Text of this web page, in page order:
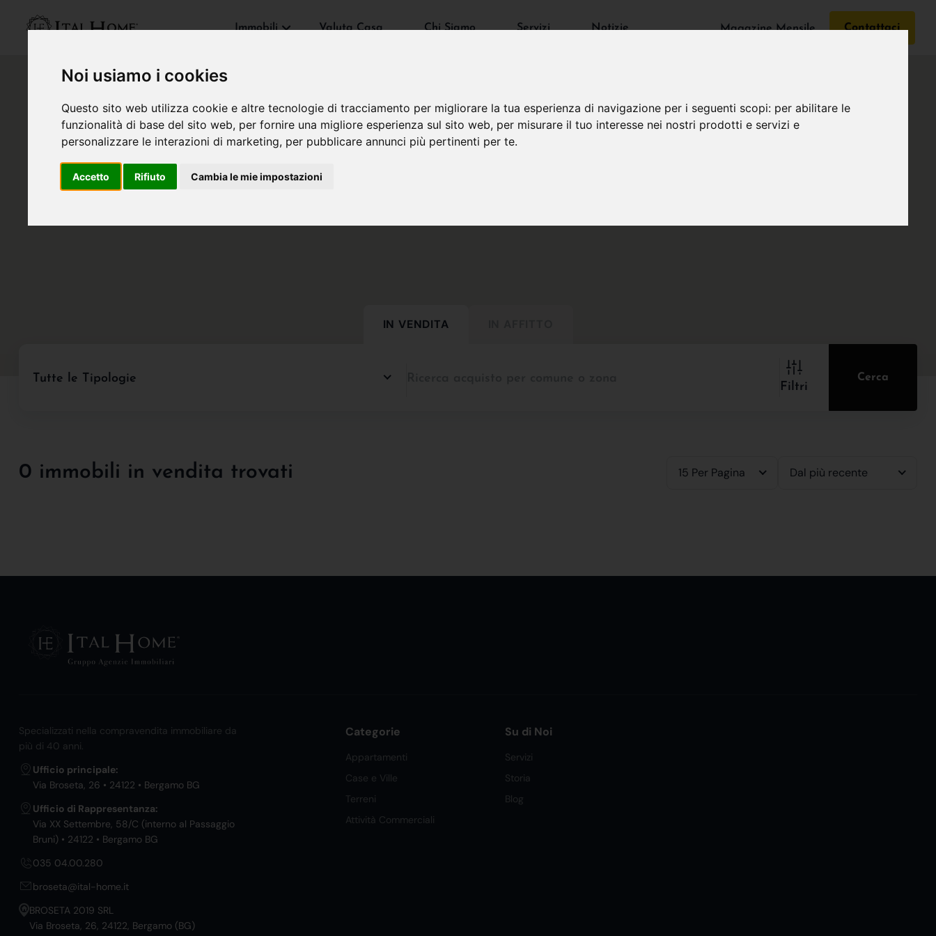
Noi usiamo i cookies
Questo sito web utilizza cookie e altre tecnologie di tracciamento per migliorare la tua esperienza di navigazione per i seguenti scopi: per abilitare le
funzionalità di base del sito web, per fornire una migliore esperienza sul sito web, per misurare il tuo interesse nei nostri prodotti e servizi e
personalizzare le interazioni di marketing, per pubblicare annunci più pertinenti per te.
Accetto Rifiuto Cambia le mie impostazioni
Immobili Valuta Casa Chi Siamo Servizi Notizie Magazine Mensile Contattaci
IN VENDITA
Tutte le Tipologie
Filtri
Cerca
0 immobili in vendita trovati 15 Per Pagina Dal più recente
Specializzati nella compravendita immobiliare da
più di 40 anni.
Ufficio principale:
Via Broseta, 26 • 24122 • Bergamo BG
Ufficio di Rappresentanza:
Via XX Settembre, 58/C (interno al Passaggio
Bruni) • 24122 • Bergamo BG
035 04.00.280
broseta@ital-home.it
BROSETA 2019 SRL
Via Broseta, 26, 24122, Bergamo (BG)
Categorie
Appartamenti
Case e Ville
Terreni
Attività Commerciali
Su di Noi
Servizi
Storia
Blog